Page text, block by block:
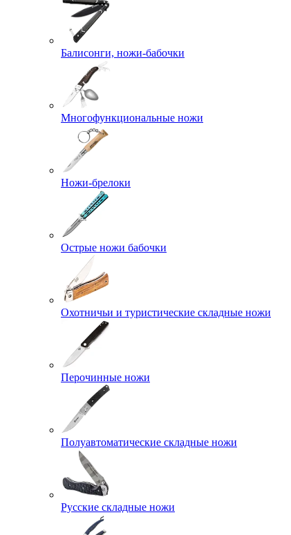
Балисонги, ножи-бабочки
Многофункциональные ножи
Ножи-брелоки
Острые ножи бабочки
Охотничьи и туристические складные ножи
Перочинные ножи
Полуавтоматические складные ножи
Русские складные ножи